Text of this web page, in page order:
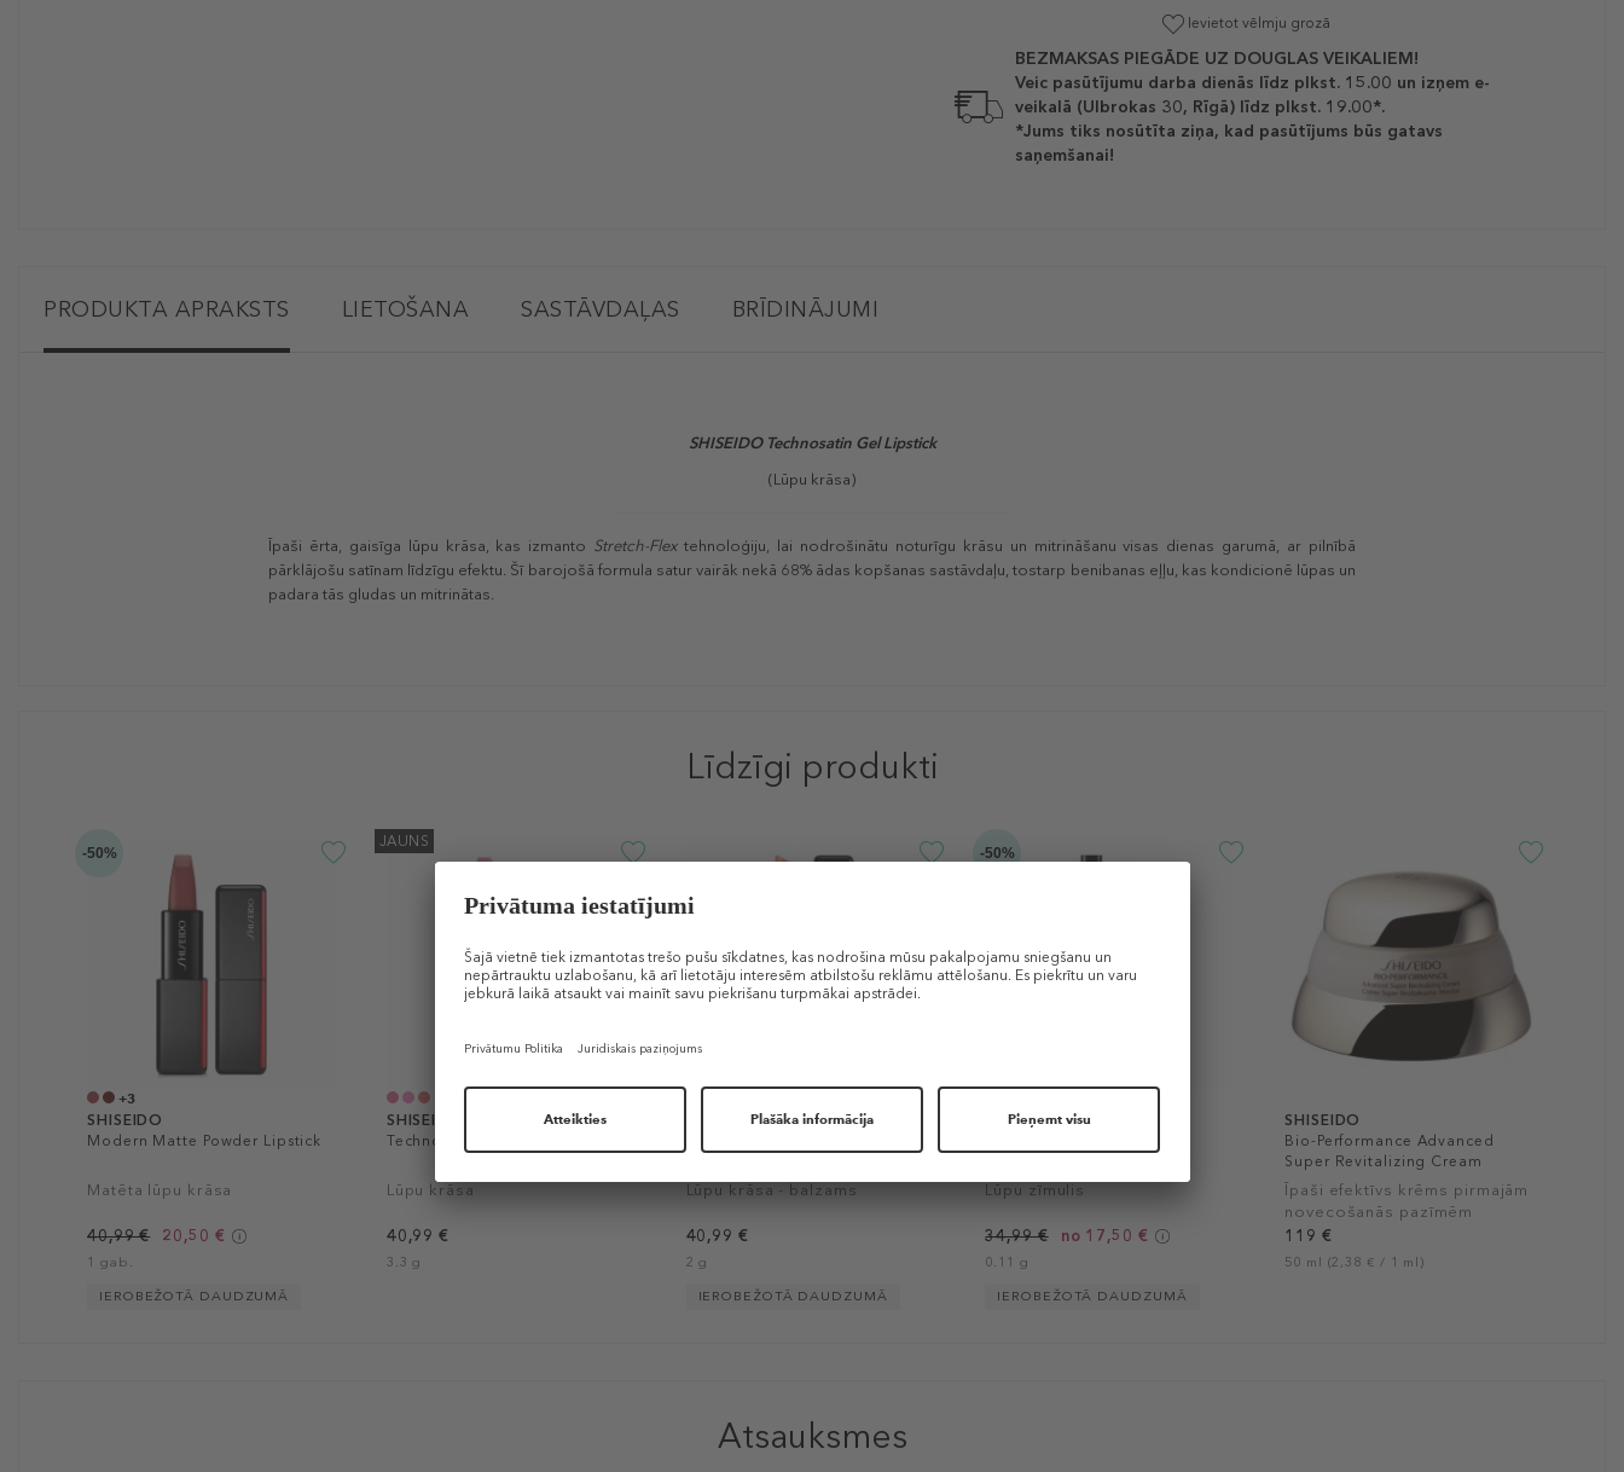
Ievietot vēlmju grozā
BEZMAKSAS PIEGĀDE UZ DOUGLAS VEIKALIEM!
Veic pasūtījumu darba dienās līdz plkst. 15.00 un izņem e-
veikalā (Ulbrokas 30, Rīgā) līdz plkst. 19.00*.
*Jums tiks nosūtīta ziņa, kad pasūtījums būs gatavs
saņemšanai!
PRODUKTA APRAKSTS LIETOŠANA SASTĀVDAĻAS BRĪDINĀJUMI
SHISEIDO Technosatin Gel Lipstick
(Lūpu krāsa)
Īpaši ērta, gaisīga lūpu krāsa, kas izmanto Stretch-Flextehnoloģiju, lai nodrošinātu noturīgu krāsu un mitrināšanu visas dienas garumā, ar pilnībā
pārklājošu satīnam līdzīgu efektu. Šī barojošā formula satur vairāk nekā 68% ādas kopšanas sastāvdaļu, tostarp benibanas eļļu, kas kondicionē lūpas un
padara tās gludas un mitrinātas.
Līdzīgi produkti
-50%
+3
SHISEIDO
Modern Matte Powder Lipstick
Matēta lūpu krāsa
40,99 € 20,50 €
1 gab.
IEROBEŽOTĀ DAUDZUMĀ
JAUNS
SHISEIDO
Technosatin Pink Lipstick
Lūpu krāsa
40,99 €
3.3 g
SHISEIDO
Lūpu krāsa - balzams
40,99 €
2 g
IEROBEŽOTĀ DAUDZUMĀ
-50%
SHISEIDO
Lūpu zīmulis
34,99 € no 17,50 €
0.11 g
IEROBEŽOTĀ DAUDZUMĀ
SHISEIDO
Bio-Performance Advanced
Super Revitalizing Cream
Īpaši efektīvs krēms pirmajām
novecošanās pazīmēm
119 €
50 ml (2,38 € / 1 ml)
Atsauksmes